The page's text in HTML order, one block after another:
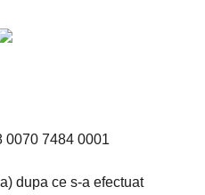
0070 7484 0001
dupa ce s-a efectuat